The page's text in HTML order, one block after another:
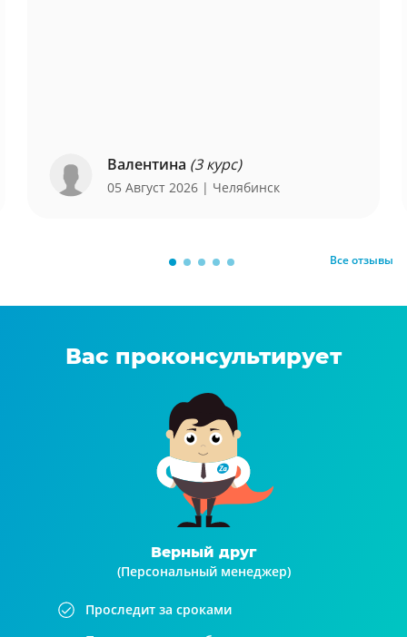
Валентина (3 курс)
05 Август 2026 | Челябинск
Все отзывы
Вас проконсультирует
Верный друг
(Персональный менеджер)
Проследит за сроками